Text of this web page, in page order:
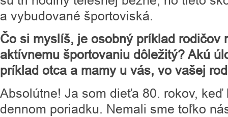
a vybudované športoviská.
Čo si myslíš, je osobný príklad rodičov
aktívnemu športovaniu dôležitý? Akú
príklad otca a mamy u vás, vo vašej
Absolútne! Ja som dieťa 80. rokov,
dennom poriadku. Nemali sme toľko